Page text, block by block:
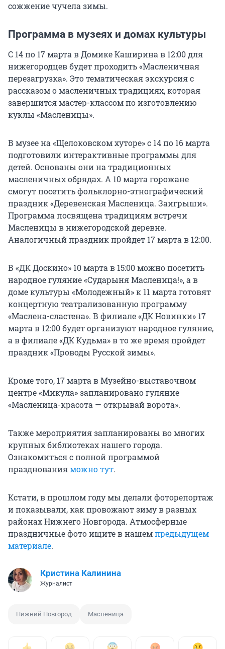
сожжение чучела зимы.
Программа в музеях и домах культуры
С 14 по 17 марта в Домике Каширина в 12:00 для
нижегородцев будет проходить «Масленичная
перезагрузка». Это тематическая экскурсия с
рассказом о масленичных традициях, которая
завершится мастер-классом по изготовлению
куклы «Масленицы».
В музее на «Щелоковском хуторе» с 14 по 16 марта
подготовили интерактивные программы для
детей. Основаны они на традиционных
масленичных обрядах. А 10 марта горожане
смогут посетить фольклорно-этнографический
праздник «Деревенская Масленица. Заигрыши».
Программа посвящена традициям встречи
Масленицы в нижегородской деревне.
Аналогичный праздник пройдет 17 марта в 12:00.
В «ДК Доскино» 10 марта в 15:00 можно посетить
народное гуляние «Сударыня Масленица!», а в
доме культуры «Молодежный» к 11 марта готовят
концертную театрализованную программу
«Маслена-сластена». В филиале «ДК Новинки» 17
марта в 12:00 будет организуют народное гуляние,
а в филиале «ДК Кудьма» в то же время пройдет
праздник «Проводы Русской зимы».
Кроме того, 17 марта в Музейно-выставочном
центре «Микула» запланировано гуляние
«Масленица-красота — открывай ворота».
Также мероприятия запланированы во многих
крупных библиотеках нашего города.
Ознакомиться с полной программой
празднованияможно тут.
Кстати, в прошлом году мы делали фоторепортаж
и показывали, как провожают зиму в разных
районах Нижнего Новгорода. Атмосферные
праздничные фото ищите в нашемпредыдущем
материале.
Кристина Калинина
Журналист
Нижний Новгород Масленица